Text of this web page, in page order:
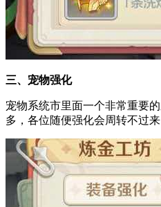
三、宠物强化
宠物系统市里面一个非常重要
多，各位随便强化会周转不过